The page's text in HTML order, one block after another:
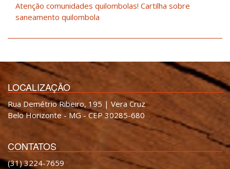
Atenção comunidades quilombolas! Cartilha sobre
saneamento quilombola
LOCALIZAÇÃO
Rua Demétrio Ribeiro, 195 | Vera Cruz
Belo Horizonte - MG - CEP 30285-680
CONTATOS
(31) 3224-7659